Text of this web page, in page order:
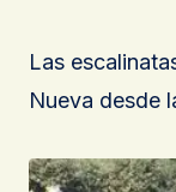
Las
Nueva desde